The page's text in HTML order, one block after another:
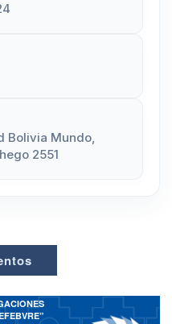
Bolivia Mundo,
2551